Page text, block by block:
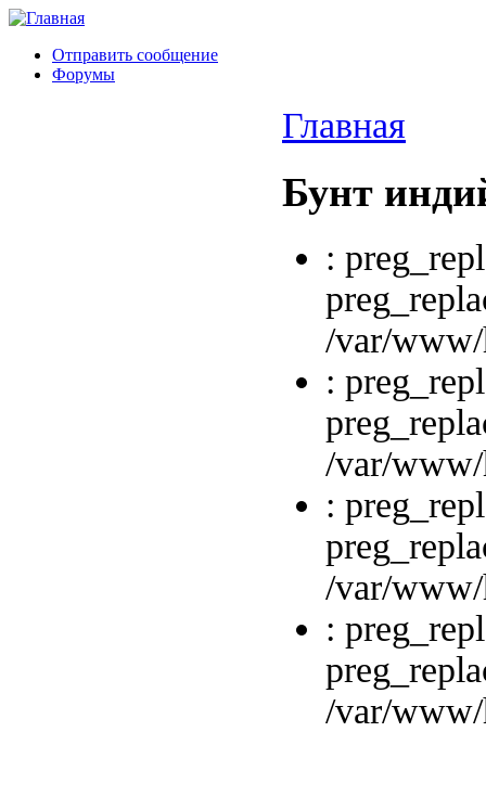
Отправить сообщение
Форумы
Главная
Бунт
:
/var/
:
/var/
:
/var/
:
/var/